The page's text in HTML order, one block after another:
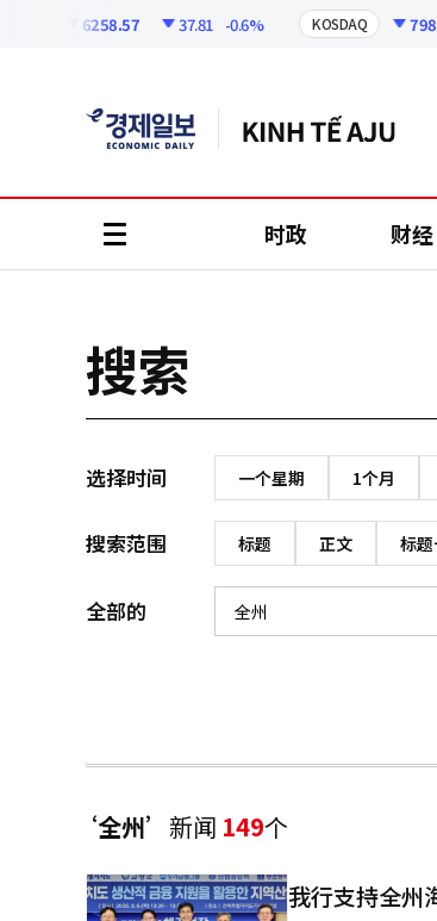
6258.57 37.81 -0.6% KOSDAQ 798.8
时政 财经
搜索
选择时间 一个星期 1个月
搜索范围 标题 正文 标
全部的
‘全州’ 新闻 149个
我行支持全州